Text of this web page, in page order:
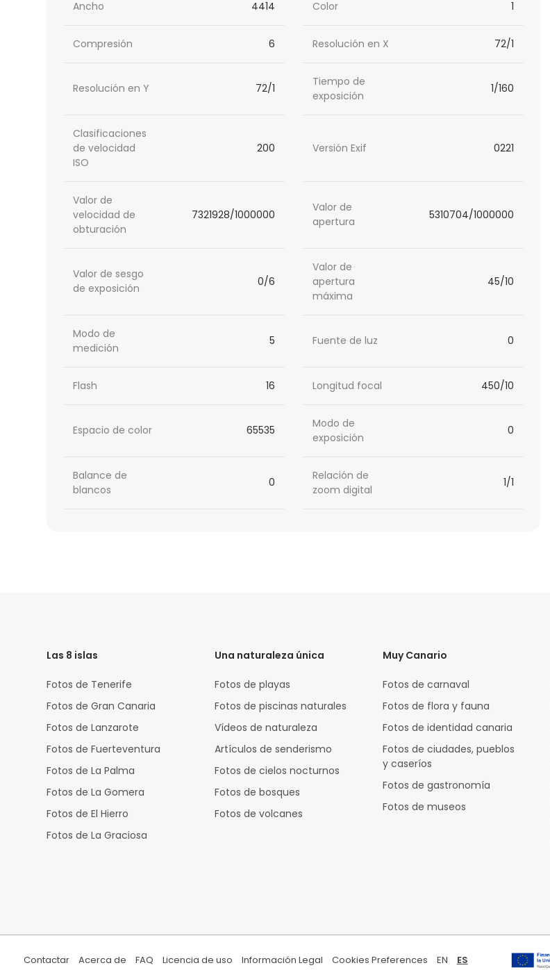
Ancho 4414 Color 1
Compresión 6 Resolución en X 72/1
Resolución en Y 72/1
Tiempo de
exposición
1/160
Clasificaciones
de velocidad
ISO
200 Versión Exif 0221
Valor de
velocidad de
obturación
7321928/1000000
Valor de
apertura
5310704/1000000
Valor de sesgo
de exposición
0/6
Valor de
apertura
máxima
45/10
Modo de
medición
5 Fuente de luz 0
Flash 16 Longitud focal 450/10
Espacio de color 65535
Modo de
exposición
0
Balance de
blancos
0
Relación de
zoom digital
1/1
Las 8 islas
Fotos de Tenerife
Fotos de Gran Canaria
Fotos de Lanzarote
Fotos de Fuerteventura
Fotos de La Palma
Fotos de La Gomera
Fotos de El Hierro
Fotos de La Graciosa
Una naturaleza única
Fotos de playas
Fotos de piscinas naturales
Vídeos de naturaleza
Artículos de senderismo
Fotos de cielos nocturnos
Fotos de bosques
Fotos de volcanes
Muy Canario
Fotos de carnaval
Fotos de flora y fauna
Fotos de identidad canaria
Fotos de ciudades, pueblos
y caseríos
Fotos de gastronomía
Fotos de museos
Contactar Acerca de FAQ Licencia de uso Información Legal Cookies Preferences EN ES